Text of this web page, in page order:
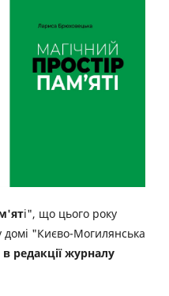
і", що цього року
домі "Києво-Могилянська
редакції журналу